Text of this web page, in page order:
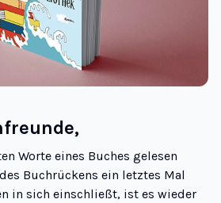
Worte eines Buches gelesen
Buchrückens ein letztes Mal
in sich einschließt, ist es wieder